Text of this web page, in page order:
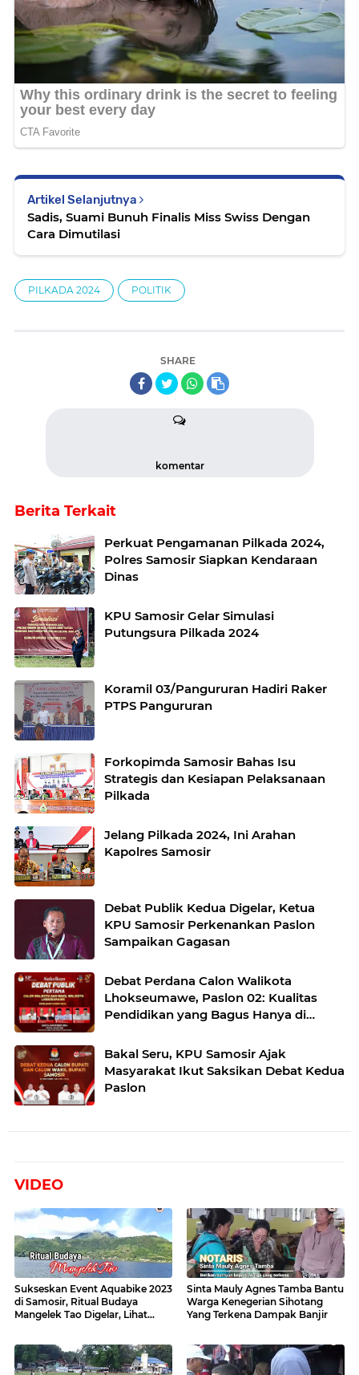
Artikel Selanjutnya
Sadis, Suami Bunuh Finalis Miss Swiss Dengan
Cara Dimutilasi
PILKADA 2024 POLITIK
SHARE
komentar
Berita Terkait
Perkuat Pengamanan Pilkada 2024,
Polres Samosir Siapkan Kendaraan
Dinas
KPU Samosir Gelar Simulasi
Putungsura Pilkada 2024
Koramil 03/Pangururan Hadiri Raker
PTPS Pangururan
Forkopimda Samosir Bahas Isu
Strategis dan Kesiapan Pelaksanaan
Pilkada
Jelang Pilkada 2024, Ini Arahan
Kapolres Samosir
Debat Publik Kedua Digelar, Ketua
KPU Samosir Perkenankan Paslon
Sampaikan Gagasan
Debat Perdana Calon Walikota
Lhokseumawe, Paslon 02: Kualitas
Pendidikan yang Bagus Hanya di
Bakal Seru, KPU Samosir Ajak
Masyarakat Ikut Saksikan Debat Kedua
Paslon
VIDEO
Sukseskan Event Aquabike 2023
di Samosir, Ritual Budaya
Mangelek Tao Digelar, Lihat
Sinta Mauly Agnes Tamba Bantu
Warga Kenegerian Sihotang
Yang Terkena Dampak Banjir